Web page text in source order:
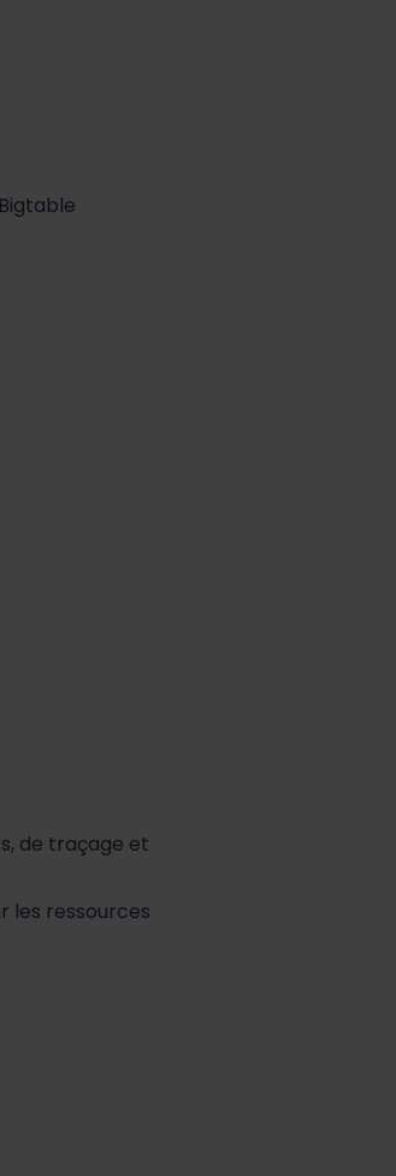
de traçage et
les ressources